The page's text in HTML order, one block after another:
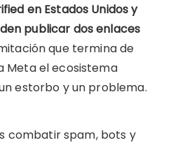
en Estados Unidos y
publicar dos enlaces
que termina de
Meta el ecosistema
estorbo y un problema.
combatir spam, bots y